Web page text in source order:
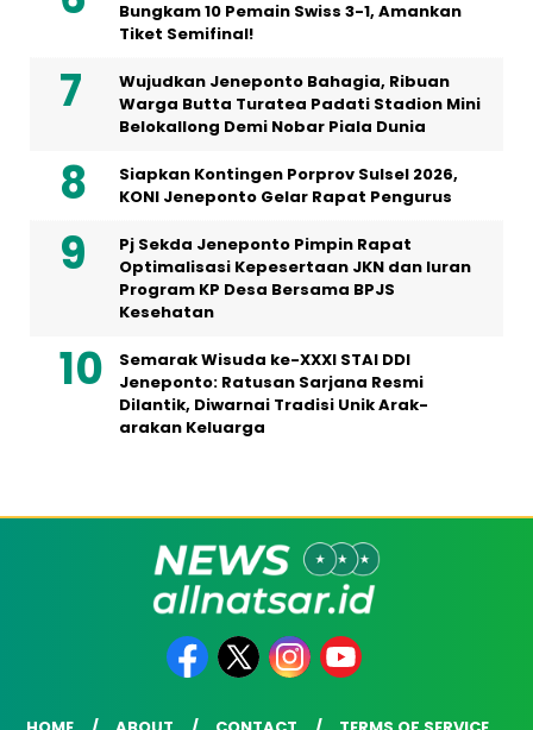
Bungkam 10 Pemain Swiss 3-1, Amankan
Tiket Semifinal!
Wujudkan Jeneponto Bahagia, Ribuan
Warga Butta Turatea Padati Stadion Mini
Belokallong Demi Nobar Piala Dunia
Siapkan Kontingen Porprov Sulsel 2026,
KONI Jeneponto Gelar Rapat Pengurus
Pj Sekda Jeneponto Pimpin Rapat
Optimalisasi Kepesertaan JKN dan Iuran
Program KP Desa Bersama BPJS
Kesehatan
Semarak Wisuda ke-XXXI STAI DDI
Jeneponto: Ratusan Sarjana Resmi
Dilantik, Diwarnai Tradisi Unik Arak-
arakan Keluarga